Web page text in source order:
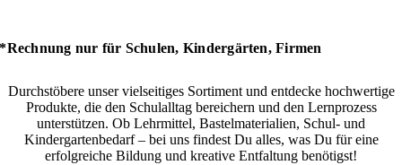
*Rechnung nur für Schulen, Kindergärten, Firmen
Durchstöbere unser vielseitiges Sortiment und entdecke hochwertige
Produkte, die den Schulalltag bereichern und den Lernprozess
unterstützen. Ob Lehrmittel, Bastelmaterialien, Schul- und
Kindergartenbedarf – bei uns findest Du alles, was Du für eine
erfolgreiche Bildung und kreative Entfaltung benötigst!